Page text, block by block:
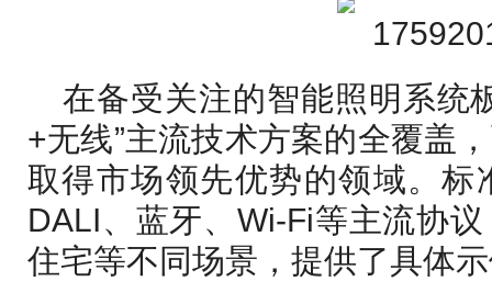
在备受关注的智能照明系统
+无线”主流技术方案的全覆盖
取得市场领先优势的领域。标
DALI、蓝牙、Wi-Fi等主流协
住宅等不同场景，提供了具体